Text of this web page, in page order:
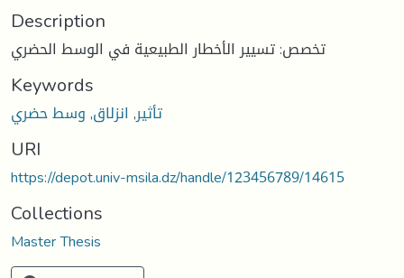
Description
تخصص: تسيير الأخطار الطبيعية في الوسط الحضري
Keywords
تأثير, انزلاق,وسط حضري
URI
https://depot.univ-msila.dz/handle/123456789/14615
Collections
Master Thesis